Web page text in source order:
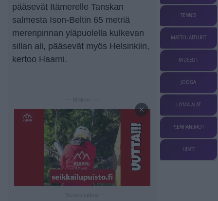
pääsevät Itämerelle Tanskan
salmesta Ison-Beltin 65 metriä
merenpinnan yläpuolella kulkevan
sillan ali, pääsevät myös Helsinkiin,
kertoo Haarni.
— Mainos —
×
TENNIS
MATTOLAITURIT
MUSEOT
JOOGA
LOMA-AJAT
PIENPANIMOT
UINTI